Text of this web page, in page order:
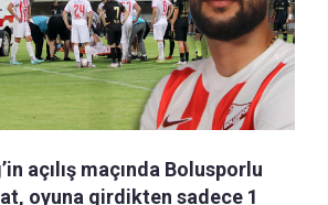
açılış maçında Bolusporlu
oyuna girdikten sadece 1